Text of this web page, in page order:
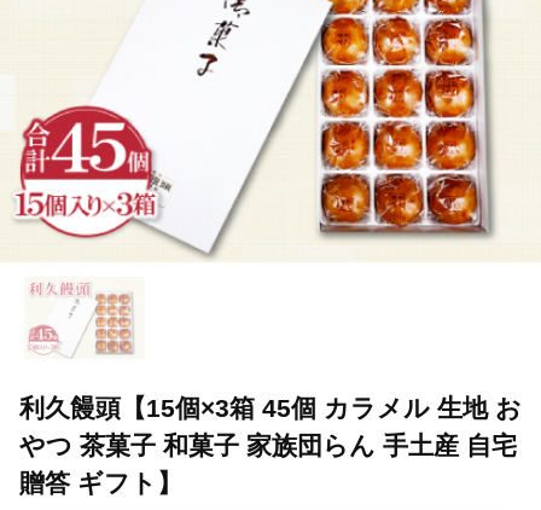
利久饅頭【15個×3箱 45個 カラメル 生地 お
やつ 茶菓子 和菓子 家族団らん 手土産 自宅
贈答 ギフト】